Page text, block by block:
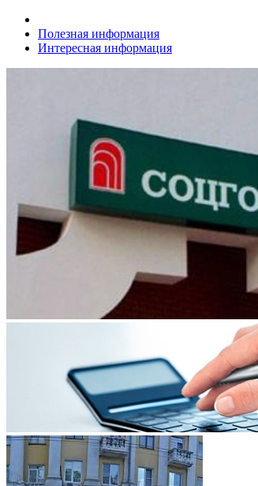
Полезная информация
Интересная информация